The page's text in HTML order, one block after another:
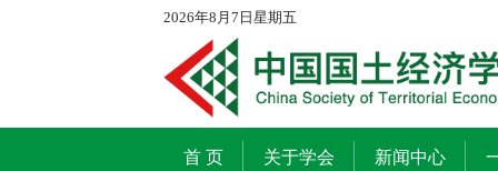
2026年8月7日星期五
首 页 关于学会 新闻中心